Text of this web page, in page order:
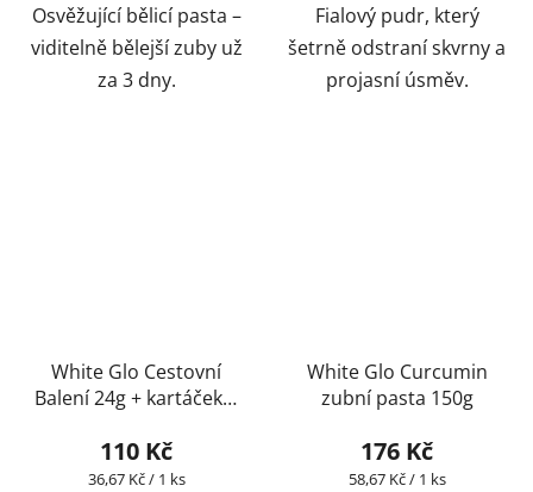
Osvěžující bělicí pasta –
viditelně bělejší zuby už
za 3 dny.
Fialový pudr, který
šetrně odstraní skvrny a
projasní úsměv.
White Glo Cestovní
Balení 24g + kartáček a
ZDARMA
110 Kč
Měrná
36,67 Kč / 1 ks
White Glo Curcumin
zubní pasta 150g
176 Kč
Měrná
58,67 Kč / 1 ks